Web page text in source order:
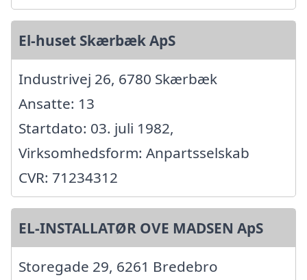
El-huset Skærbæk ApS
Industrivej 26, 6780 Skærbæk
Ansatte: 13
Startdato: 03. juli 1982,
Virksomhedsform: Anpartsselskab
CVR: 71234312
EL-INSTALLATØR OVE MADSEN ApS
Storegade 29, 6261 Bredebro